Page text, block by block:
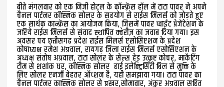
बीते मंगलवार को एक निजी होटल के काॅन्फ़्रेंस हाॅल में टाटा पावर ने अपने
चैनल पार्टनर काॅस्मिक सोलर के सहयोग से राईस मिलर्स को जोड़ते हुए
एक सार्थक कान्फ्रेंस का आयोजन किया, जिसमें पावर प्वाईंट प्रेजेंटेशन के
जरिये राईस मिलर्स से संवाद स्थापित क्वेरीज़ का जवाब दिया गया। इस
अवसर पय छत्तीसगढ प्रदेश राईस मिलर्स एसोसिएशन के प्रदेश
कोषाध्यक्ष रमेश अग्रवाल, रायगढ़ जिला राईस मिलर्स एसोसिएशन के
अध्यक्ष संतोष अग्रवाल, टाटा सोलर के सेल्स हेड उत्कृष्ट कोचर, मार्केटिंग
टीम से शशांक धर, काॅस्मिक सोलर हाई इलेक्ट्रिसिटी बिल से मुक्ति के
लिए सोलर एनर्जी बेहतर ऑप्शन है, यही समझाया गया। टाटा पावर का
चैनल पार्टनर कास्मिक सोलर से प्रखर,सोमावार, अंकुर अग्रवाल सहित